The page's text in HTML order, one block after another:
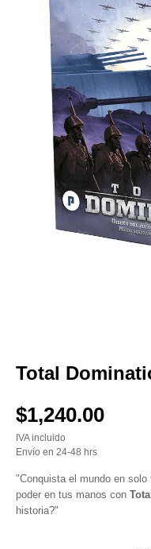
Total
$1,240.00
IVA incluido
Envío en 24-48 hrs
"Conquista el mundo en
poder en tus manos con
historia?"